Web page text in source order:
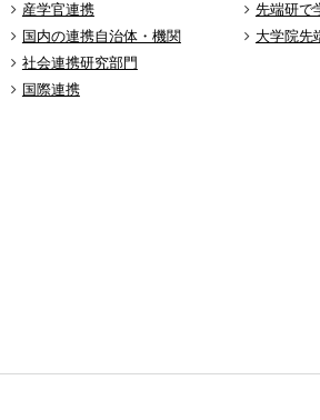
産学官連携
国内の連携自治体・機関
社会連携研究部門
国際連携
先端研で
大学院先